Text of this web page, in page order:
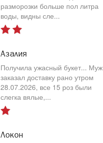
разморозки больше пол литра
воды, видны сле...
Азалия
Получила ужасный букет... Муж
заказал доставку рано утром
28.07.2026, все 15 роз были
слегка вялые,...
Локон